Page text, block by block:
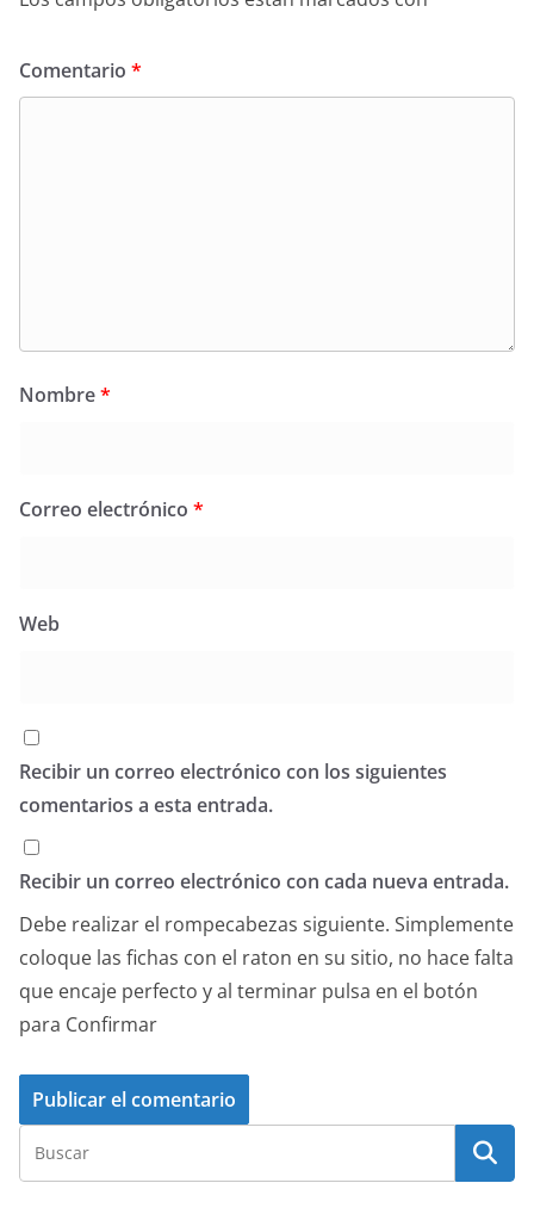
Comentario *
Nombre*
Correo electrónico *
Web
Recibir un correo electrónico con los siguientes
comentarios a esta entrada.
Recibir un correo electrónico con cada nueva entrada.
Debe realizar el rompecabezas siguiente. Simplemente
coloque las fichas con el raton en su sitio, no hace falta
que encaje perfecto y al terminar pulsa en el botón
para Confirmar